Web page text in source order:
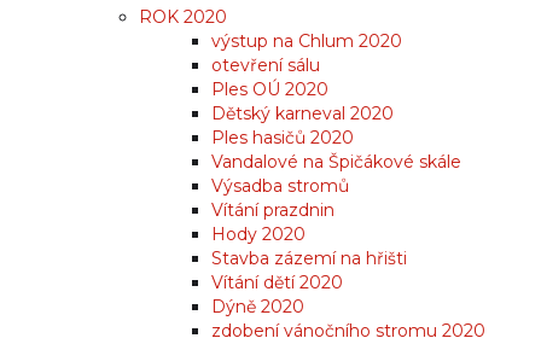
ROK 2020
výstup na Chlum 2020
otevření sálu
Ples OÚ 2020
Dětský karneval 2020
Ples hasičů 2020
Vandalové na Špičákové skále
Výsadba stromů
Vítání prazdnin
Hody 2020
Stavba zázemí na hřišti
Vítání dětí 2020
Dýně 2020
zdobení vánočního stromu 2020